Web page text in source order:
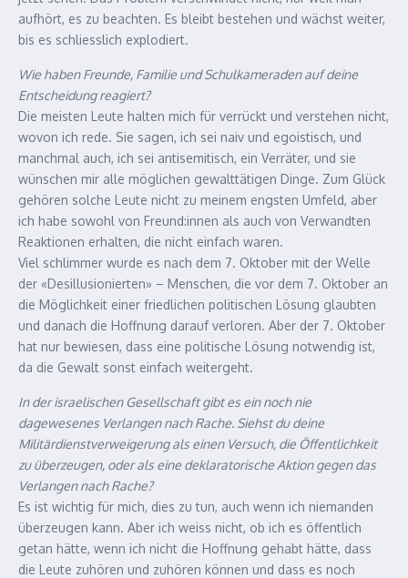
aufhört, es zu beachten. Es bleibt bestehen und wächst weiter,
bis es schliesslich explodiert.
Wie haben Freunde, Familie und Schulkameraden auf deine
Entscheidung reagiert?
Die meisten Leute halten mich für verrückt und verstehen nicht,
wovon ich rede. Sie sagen, ich sei naiv und egoistisch, und
manchmal auch, ich sei antisemitisch, ein Verräter, und sie
wünschen mir alle möglichen gewalttätigen Dinge. Zum Glück
gehören solche Leute nicht zu meinem engsten Umfeld, aber
ich habe sowohl von Freund:innen als auch von Verwandten
Reaktionen erhalten, die nicht einfach waren.
Viel schlimmer wurde es nach dem 7. Oktober mit der Welle
der «Desillusionierten» – Menschen, die vor dem 7. Oktober an
die Möglichkeit einer friedlichen politischen Lösung glaubten
und danach die Hoffnung darauf verloren. Aber der 7. Oktober
hat nur bewiesen, dass eine politische Lösung notwendig ist,
da die Gewalt sonst einfach weitergeht.
In der israelischen Gesellschaft gibt es ein noch nie
dagewesenes Verlangen nach Rache. Siehst du deine
Militärdienstverweigerung als einen Versuch, die Öffentlichkeit
zu überzeugen, oder als eine deklaratorische Aktion gegen das
Verlangen nach Rache?
Es ist wichtig für mich, dies zu tun, auch wenn ich niemanden
überzeugen kann. Aber ich weiss nicht, ob ich es öffentlich
getan hätte, wenn ich nicht die Hoffnung gehabt hätte, dass
die Leute zuhören und zuhören können und dass es noch